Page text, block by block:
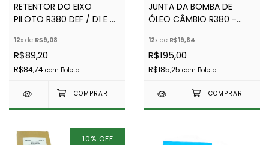
RETENTOR DO EIXO
PILOTO R380 DEF / D1 E D2
FTC5303G - FTC5303
12x de R$9,08
R$89,20
R$84,74 com Boleto
JUNTA DA BOMBA DE
ÓLEO CÂMBIO R380 -
12x de R$19,84
R$195,00
R$185,25 com Boleto
10% OFF